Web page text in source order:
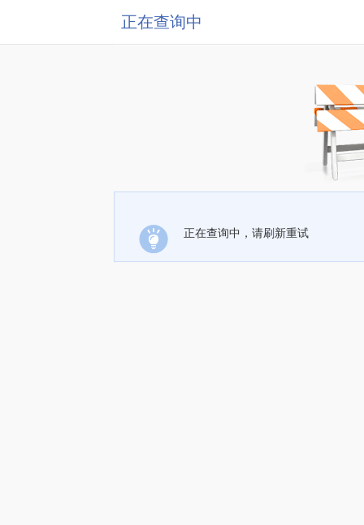
正在查询中
正在查询中，请刷新重试